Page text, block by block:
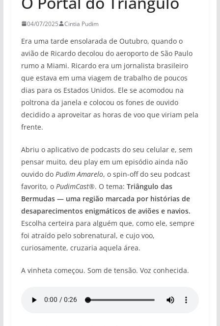
04/07/2025 Cintia Pudim
Era uma tarde ensolarada de Outubro, quando o
avião de Ricardo decolou do aeroporto de São Paulo
rumo a Miami. Ricardo era um jornalista brasileiro
que estava em uma viagem de trabalho de poucos
dias para os Estados Unidos. Ele se acomodou na
poltrona da janela e colocou os fones de ouvido
decidido a aproveitar as horas de voo que viriam pela
frente.
Abriu o aplicativo de podcasts do seu celular e, sem
pensar muito, deu play em um episódio ainda não
ouvido do Pudim Amarelo, o spin-off do seu podcast
favorito, o PudimCast®. O tema: Triângulo das
Bermudas — uma região marcada por histórias de
desaparecimentos enigmáticos de aviões e navios.
Escolha certeira para alguém que, como ele, sempre
foi atraído pelo sobrenatural, e cujo voo,
curiosamente, cruzaria aquela área.
A vinheta começou. Som de tensão. Voz conhecida.